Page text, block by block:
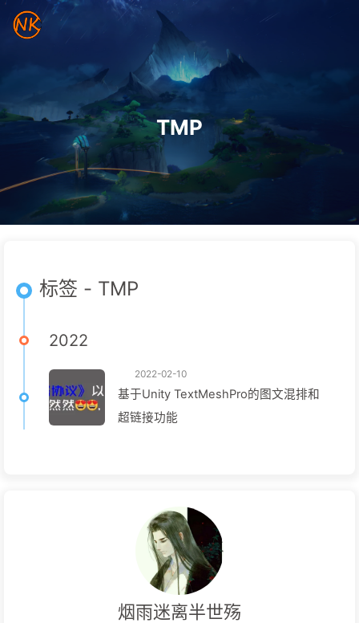
TMP
标签 - TMP
2022
2022-02-10
基于Unity TextMeshPro的图文混排和
超链接功能
烟雨迷离半世殇